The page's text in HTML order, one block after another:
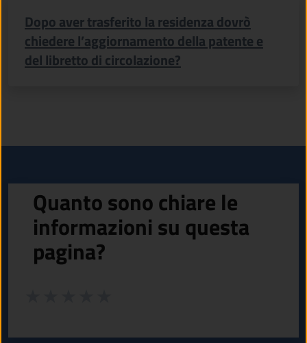
Dopo aver trasferito la residenza dovrò
chiedere l’aggiornamento della patente e
del libretto di circolazione?
Quanto sono chiare le
informazioni su questa
pagina?